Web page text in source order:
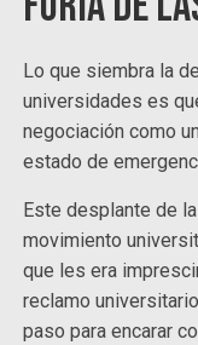
Lo que siembra la
universidades es
negociación como
estado de
Este desplante de
movimiento
que les era
reclamo
paso para encarar